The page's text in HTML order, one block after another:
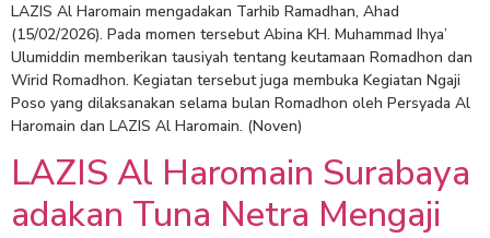
LAZIS Al Haromain mengadakan Tarhib Ramadhan, Ahad
(15/02/2026). Pada momen tersebut Abina KH. Muhammad Ihya’
Ulumiddin memberikan tausiyah tentang keutamaan Romadhon dan
Wirid Romadhon. Kegiatan tersebut juga membuka Kegiatan Ngaji
Poso yang dilaksanakan selama bulan Romadhon oleh Persyada Al
Haromain dan LAZIS Al Haromain. (Noven)
LAZIS Al Haromain Surabaya
adakan Tuna Netra Mengaji